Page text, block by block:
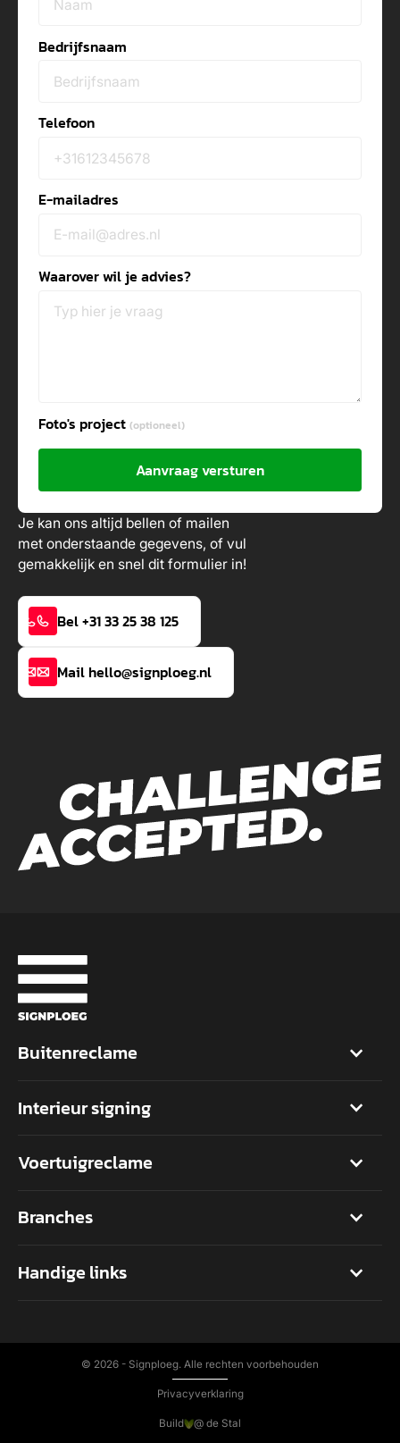
Bedrijfsnaam
Telefoon
E-mailadres
Waarover wil je advies?
Foto's project(optioneel)
Aanvraag versturen
Je kan ons altijd bellen of mailen
met onderstaande gegevens, of vul
gemakkelijk en snel dit formulier in!
Bel +31 33 25 38 125
Mail hello@signploeg.nl
Buitenreclame
Interieur signing
Voertuigreclame
Branches
Handige links
© 2026 - Signploeg. Alle rechten voorbehouden
Privacyverklaring
Build @ de Stal